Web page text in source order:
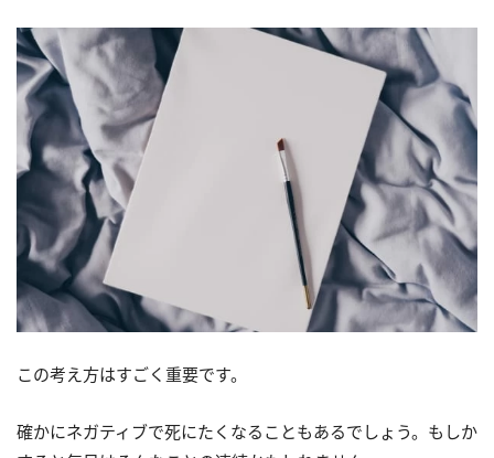
この考え方はすごく重要です。
確かにネガティブで死にたくなることもあるでしょう。もしか